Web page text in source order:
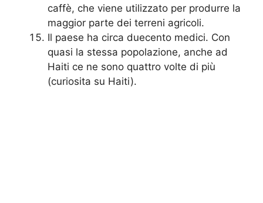
caffè, che viene utilizzato per produrre la
maggior parte dei terreni agricoli.
Il paese ha circa duecento medici. Con
quasi la stessa popolazione, anche ad
Haiti ce ne sono quattro volte di più
(curiosita su Haiti).